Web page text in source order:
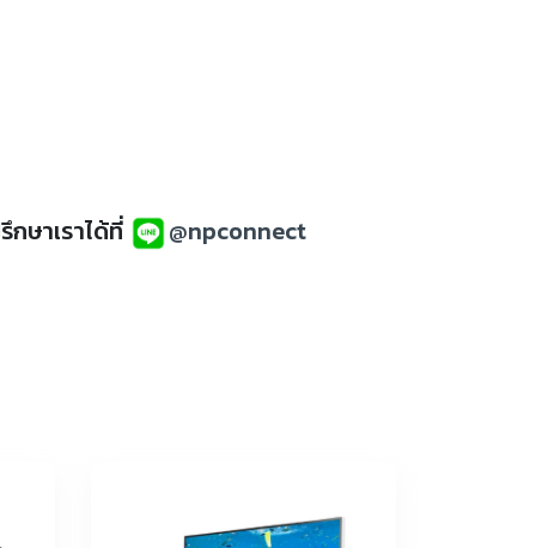
ษาเราได้ที่ @npconnect